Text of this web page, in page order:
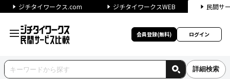
ジチタイワークス.com ジチタイワークスWEB 民間サ
会員登録(無料) ログイン
詳細検索